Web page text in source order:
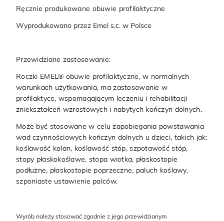
Ręcznie produkowane obuwie profilaktyczne
Wyprodukowano przez Emel s.c. w Polsce
Przewidziane zastosowanie:
Roczki EMEL® obuwie profilaktyczne, w normalnych
warunkach użytkowania, ma zastosowanie w
profilaktyce, wspomagającym leczeniu i rehabilitacji
zniekształceń wzrostowych i nabytych kończyn dolnych.
Może być stosowane w celu zapobiegania powstawania
wad czynnościowych kończyn dolnych u dzieci, takich jak:
koślawość kolan, koślawość stóp, szpotawość stóp,
stopy płaskokoślawe, stopa wiotka, płaskostopie
podłużne, płaskostopie poprzeczne, paluch koślawy,
szponiaste ustawienie palców.
Wyrób należy stosować zgodnie z jego przewidzianym